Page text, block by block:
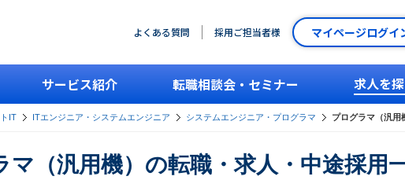
よくある質問 採用ご担当者様 マイページログイ
サービス紹介 転職相談会・セミナー 求人を
IT ITエンジニア・システムエンジニア システムエンジニア・プログラマ プログラマ（汎用
マ（汎用機）の転職・求人・中途採用